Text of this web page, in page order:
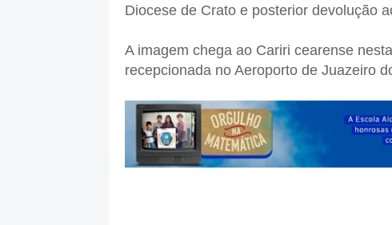
Diocese de Crato e posterior devolução
A imagem chega ao Cariri cearense
recepcionada no Aeroporto de Juazeiro